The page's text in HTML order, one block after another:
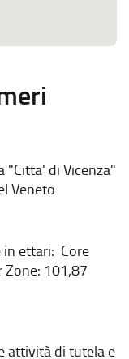
"Citta' di Vicenza"
Veneto
in ettari: Core
101,87
attività di tutela e